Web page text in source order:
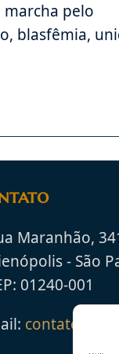
pelo
blasfêmia,
Maranhão,
- São
01240-001